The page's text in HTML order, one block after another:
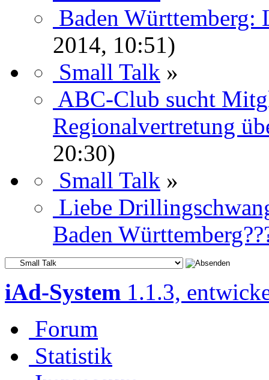
Baden Württemberg:
2014, 10:51)
Small Talk »
ABC-Club sucht
Regionalvertretung
20:30)
Small Talk »
Liebe
Baden
iAd-System 1.1.3,
Forum
Statistik